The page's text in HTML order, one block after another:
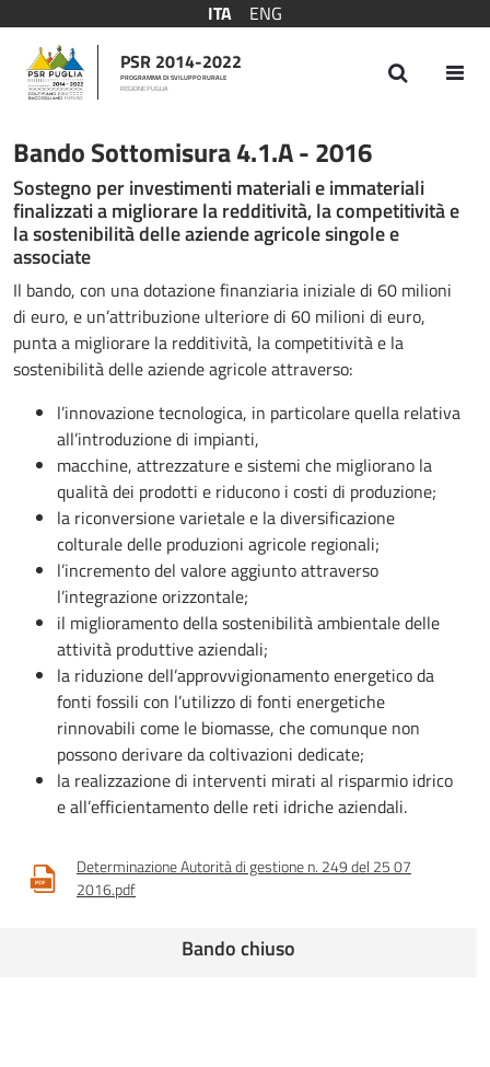
ITA
ENG
PSR 2014-2022
PROGRAMMA DI SVILUPPO RURALE
REGIONE PUGLIA
Bando Sottomisura 4.1.A - 2016
Bando Sottomisura 4.1.A - 2016
Sostegno per investimenti materiali e immateriali
finalizzati a migliorare la redditività, la competitività e
la sostenibilità delle aziende agricole singole e
associate
Il bando, con una dotazione finanziaria iniziale di 60 milioni
di euro, e un’attribuzione ulteriore di 60 milioni di euro,
punta a migliorare la redditività, la competitività e la
sostenibilità delle aziende agricole attraverso:
l’innovazione tecnologica, in particolare quella relativa
all’introduzione di impianti,
macchine, attrezzature e sistemi che migliorano la
qualità dei prodotti e riducono i costi di produzione;
la riconversione varietale e la diversificazione
colturale delle produzioni agricole regionali;
l’incremento del valore aggiunto attraverso
l’integrazione orizzontale;
il miglioramento della sostenibilità ambientale delle
attività produttive aziendali;
la riduzione dell’approvvigionamento energetico da
fonti fossili con l’utilizzo di fonti energetiche
rinnovabili come le biomasse, che comunque non
possono derivare da coltivazioni dedicate;
la realizzazione di interventi mirati al risparmio idrico
e all’efficientamento delle reti idriche aziendali.
Determinazione Autorità di gestione n. 249 del 25 07
2016.pdf
Bando chiuso